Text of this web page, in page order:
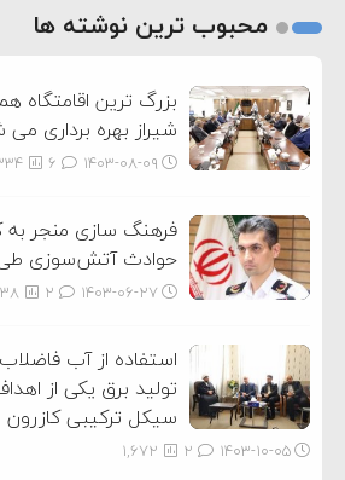
2
محبوب ترین نوشته ها
بزرگ ترین اقامتگاه
شیراز بهره برداری
۱۴۰۳-۰۸-۰۹
حوادث آتش‌سوزی طی
۱۴۰۳-۰۶-۲۷
استفاده از آب
تولید برق یکی از
سیکل ترکیبی کازرون
۱۴۰۳-۱۰-۰۵ 1,672